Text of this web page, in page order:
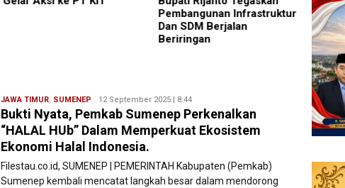
JAWA TIMUR, SUMENEP Ryan
Karawang
12 September 2025 | 8:44
Bukti Nyata, Pemkab Sumenep Perkenalkan
“HALAL HUb” Dalam Memperkuat Ekosistem
Ekonomi Halal Indonesia.
Filestau.co.id, SUMENEP | PEMERINTAH Kabupaten (Pemkab)
Sumenep kembali mencatat langkah besar dalam mendorong